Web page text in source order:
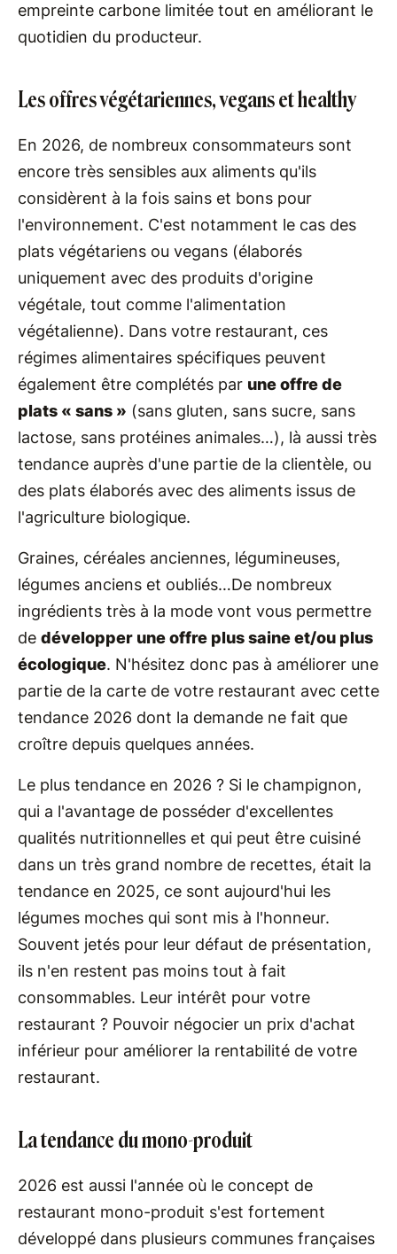
empreinte carbone limitée tout en améliorant le
quotidien du producteur.
Les offres végétariennes, vegans et healthy
En 2026, de nombreux consommateurs sont
encore très sensibles aux aliments qu'ils
considèrent à la fois sains et bons pour
l'environnement. C'est notamment le cas des
plats végétariens ou vegans (élaborés
uniquement avec des produits d'origine
végétale, tout comme l'alimentation
végétalienne). Dans votre restaurant, ces
régimes alimentaires spécifiques peuvent
également être complétés par une offre de
plats « sans » (sans gluten, sans sucre, sans
lactose, sans protéines animales…), là aussi très
tendance auprès d'une partie de la clientèle, ou
des plats élaborés avec des aliments issus de
l'agriculture biologique.
Graines, céréales anciennes, légumineuses,
légumes anciens et oubliés…De nombreux
ingrédients très à la mode vont vous permettre
de développer une offre plus saine et/ou plus
écologique. N'hésitez donc pas à améliorer une
partie de la carte de votre restaurant avec cette
tendance 2026 dont la demande ne fait que
croître depuis quelques années.
Le plus tendance en 2026 ? Si le champignon,
qui a l'avantage de posséder d'excellentes
qualités nutritionnelles et qui peut être cuisiné
dans un très grand nombre de recettes, était la
tendance en 2025, ce sont aujourd'hui les
légumes moches qui sont mis à l'honneur.
Souvent jetés pour leur défaut de présentation,
ils n'en restent pas moins tout à fait
consommables. Leur intérêt pour votre
restaurant ? Pouvoir négocier un prix d'achat
inférieur pour améliorer la rentabilité de votre
restaurant.
La tendance du mono-produit
2026 est aussi l'année où le concept de
restaurant mono-produit s'est fortement
développé dans plusieurs communes françaises